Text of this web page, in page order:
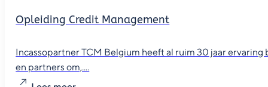
Opleiding Credit Management
Incassopartner TCM Belgium heeft al ruim 30 jaar
en partners om,....